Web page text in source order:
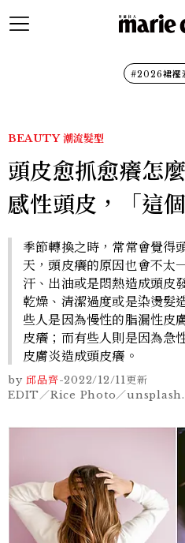
#2026裙襬
BEAUTY 潮流髮型
頭皮愈抓愈癢怎
感性頭皮，「這
季節轉換之時，常常會覺得
天，頭皮癢的原因也會不太
汗、出油或是悶熱造成頭皮
乾燥、清潔過度或是染燙髮
些人是因為慢性的脂漏性皮
皮癢；而有些人則是因為急
皮膚炎造成頭皮癢。
by 邱品齊-2022/12/11更新
EDIT／Rice Photo／